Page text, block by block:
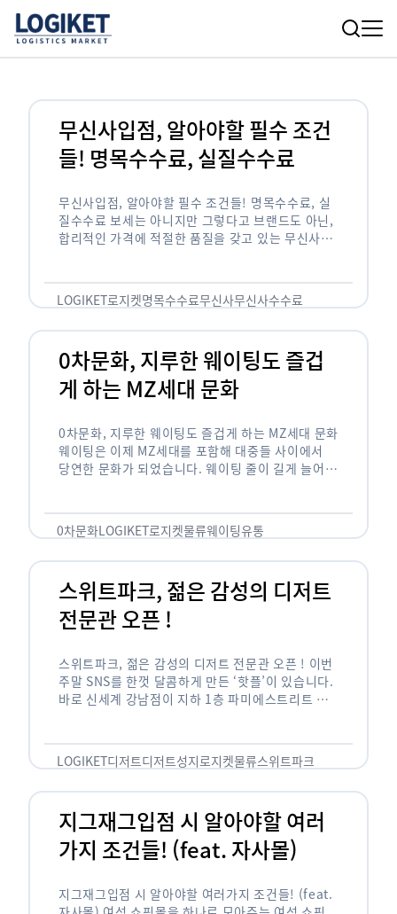
무신사입점, 알아야할 필수 조건
들! 명목수수료, 실질수수료
무신사입점, 알아야할 필수 조건들! 명목수수료, 실
질수수료 보세는 아니지만 그렇다고 브랜드도 아닌,
합리적인 가격에 적절한 품질을 갖고 있는 무신사!
LOGIKET로지켓명목수수료무신사무신사수수료
0차문화, 지루한 웨이팅도 즐겁
게 하는 MZ세대 문화
0차문화, 지루한 웨이팅도 즐겁게 하는 MZ세대 문화
웨이팅은 이제 MZ세대를 포함해 대중들 사이에서
당연한 문화가 되었습니다. 웨이팅 줄이 길게 늘어서
0차문화LOGIKET로지켓물류웨이팅유통
스위트파크, 젊은 감성의 디저트
전문관 오픈 !
스위트파크, 젊은 감성의 디저트 전문관 오픈 ! 이번
주말 SNS를 한껏 달콤하게 만든 ‘핫플’이 있습니다.
바로 신세계 강남점이 지하 1층 파미에스트리트 분
LOGIKET디저트디저트성지로지켓물류스위트파크
지그재그입점 시 알아야할 여러
가지 조건들! (feat. 자사몰)
지그재그입점 시 알아야할 여러가지 조건들! (feat.